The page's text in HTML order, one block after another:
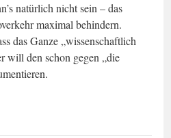
natürlich nicht sein – das
maximal behindern.
das Ganze „wissenschaftlich
will den schon gegen „die